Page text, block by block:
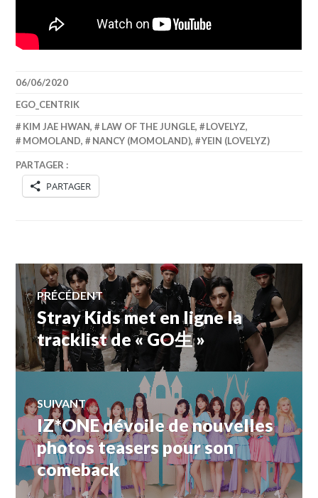
06/06/2020
EGO_CENTRIK
KIM JAE HWAN, LAW OF THE JUNGLE, LOVELYZ,
MOMOLAND, NANCY (MOMOLAND), YEIN (LOVELYZ)
PARTAGER :
PARTAGER
Navigation
de
l’article
PRÉCÉDENT
Article
précédent :
Stray Kids met en ligne la
tracklist de « GO生 »
SUIVANT
Article
Suivant:
IZ*ONE dévoile de nouvelles
photos teasers pour son
comeback